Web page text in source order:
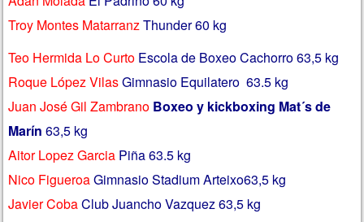
Troy Montes MatarranzThunder 60 kg
Teo Hermida Lo Curto Escola de Boxeo Cachorro 63,5 kg
Roque López VilasGimnasio Equilatero 63.5 kg
Juan José Gil Zambrano Boxeo y kickboxing Mat´s de
Marín 63,5 kg
Aitor Lopez Garcia Piña 63.5 kg
Nico FigueroaGimnasio Stadium Arteixo63,5 kg
Javier CobaClub Juancho Vazquez 63,5 kg